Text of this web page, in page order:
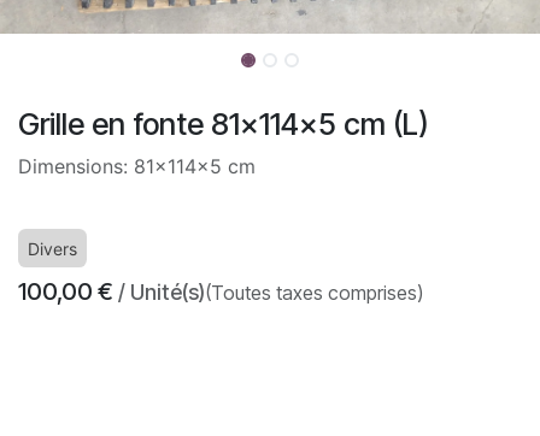
Grille en fonte 81x114x5 cm (L)
Dimensions: 81x114x5 cm
Divers
100,00 € / Unité(s)(Toutes taxes comprises)